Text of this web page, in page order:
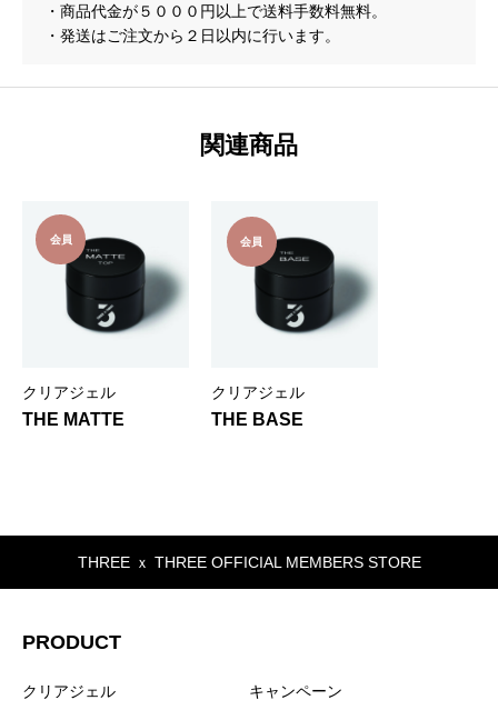
・商品代金が５０００円以上で送料手数料無料。
・発送はご注文から２日以内に行います。
関連商品
クリアジェル
THE MATTE
会員
クリアジェル
THE BASE
会員
THREE ｘ THREE OFFICIAL MEMBERS STORE
PRODUCT
クリアジェル キャンペーン